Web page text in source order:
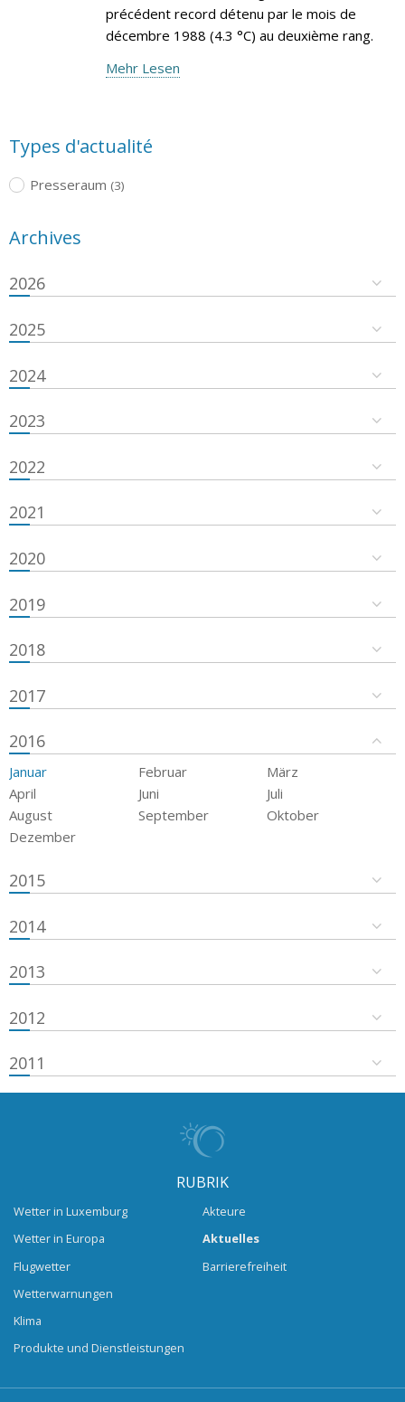
précédent record détenu par le mois de
décembre 1988 (4.3 °C) au deuxième rang.
Mehr Lesen
Types d'actualité
Presseraum (3)
Archives
2026
2025
2024
2023
2022
2021
2020
2019
2018
2017
2016
Januar Februar
März
April
Juni
Juli
August
September
Oktober
Dezember
2015
2014
2013
2012
2011
RUBRIK
Wetter in Luxemburg
Wetter in Europa
Flugwetter
Wetterwarnungen
Klima
Produkte und Dienstleistungen
Akteure
Aktuelles
Barrierefreiheit